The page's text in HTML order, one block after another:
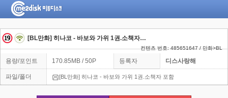
[BL만화] 히나코 - 바보와 가위 1권.소책자 포함
컨텐츠 번호: 485651647 / 만화>BL
용량/포인트 170.85MB / 50P 등록자 디스사랑해
파일/폴더 [BL만화] 히나코 - 바보와 가위 1권.소책자 포함